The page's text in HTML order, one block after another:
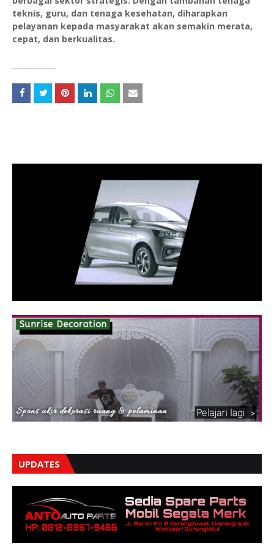
teknis, guru, dan tenaga kesehatan, diharapkan
pelayanan kepada masyarakat akan semakin merata,
cepat, dan berkualitas.
UPDATES